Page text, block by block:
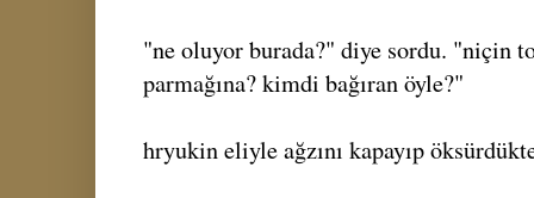
"ne oluyor burada?" diye sordu. "niçin
parmağına? kimdi bağıran öyle?"
hryukin eliyle ağzını kapayıp